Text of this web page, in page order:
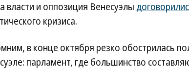
власти и оппозиция Венесуэлы
кризиса.
в конце октября резко обострилась
парламент, где большинство